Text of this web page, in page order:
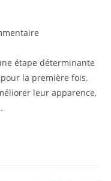
:
étape déterminante
la première fois.
leur apparence,